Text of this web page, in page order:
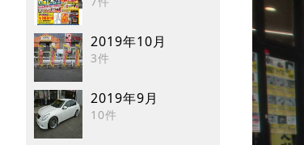
2019年10月
3件
2019年9月
10件